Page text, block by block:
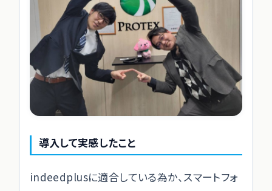
導入して実感したこと
indeedplusに適合している為か、スマートフォ